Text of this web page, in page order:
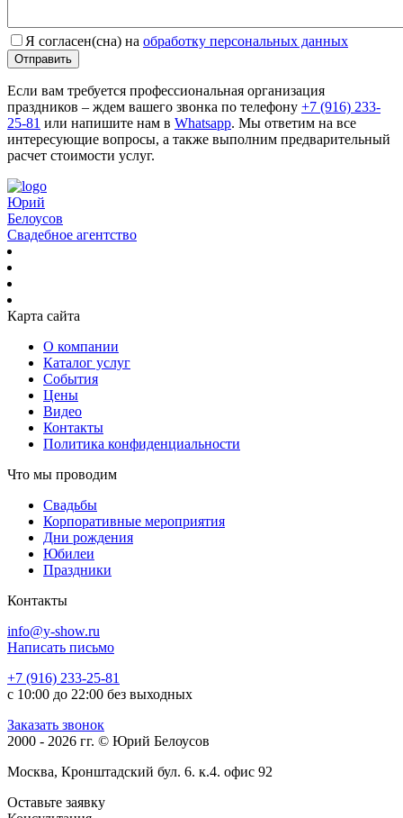
Я согласен(сна) на обработку персональных данных
Отправить
Если вам требуется профессиональная организация
праздников – ждем вашего звонка по телефону +7 (916) 233-
25-81 или напишите нам в Whatsapp. Мы ответим на все
интересующие вопросы, а также выполним предварительный
расчет стоимости услуг.
Юрий
Белоусов
Свадебное агентство
Карта сайта
О компании
Каталог услуг
События
Цены
Видео
Контакты
Политика конфиденциальности
Что мы проводим
Свадьбы
Корпоративные мероприятия
Дни рождения
Юбилеи
Праздники
Контакты
info@y-show.ru
Написать письмо
+7 (916) 233-25-81
с 10:00 до 22:00 без выходных
Заказать звонок
2000 - 2026 гг. © Юрий Белоусов
Москва, Кронштадский бул. 6. к.4. офис 92
Оставьте заявку